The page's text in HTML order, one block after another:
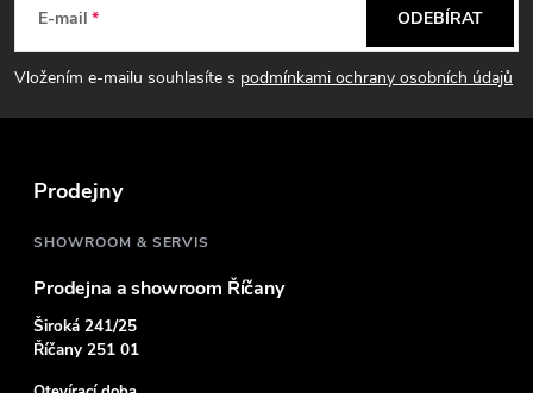
p
a
E-mail
Vložením e-mailu souhlasíte s podmínkami ochrany osobních údajů
ODEBÍRAT
Prodejny
SHOWROOM & SERVIS
Prodejna a showroom Říčany
Široká 241/25
Říčany 251 01